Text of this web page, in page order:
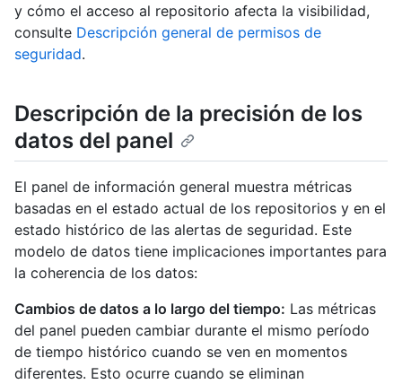
y cómo el acceso al repositorio afecta la visibilidad,
consulte Descripción general de permisos de
seguridad.
Descripción de la precisión de los
datos del panel
El panel de información general muestra métricas
basadas en el estado actual de los repositorios y en el
estado histórico de las alertas de seguridad. Este
modelo de datos tiene implicaciones importantes para
la coherencia de los datos:
Cambios de datos a lo largo del tiempo: Las métricas
del panel pueden cambiar durante el mismo período
de tiempo histórico cuando se ven en momentos
diferentes. Esto ocurre cuando se eliminan